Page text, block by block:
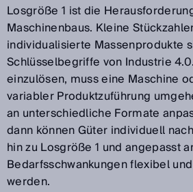
Losgröße 1 ist die
Maschinenbaus. Kleine
individualisierte Massenprodukte
Schlüsselbegriffe von Industrie
einzulösen, muss eine Maschine
variabler Produktzuführung
an unterschiedliche Formate
dann können Güter individuell
hin zu Losgröße 1 und angepasst
Bedarfsschwankungen flexibel
werden.